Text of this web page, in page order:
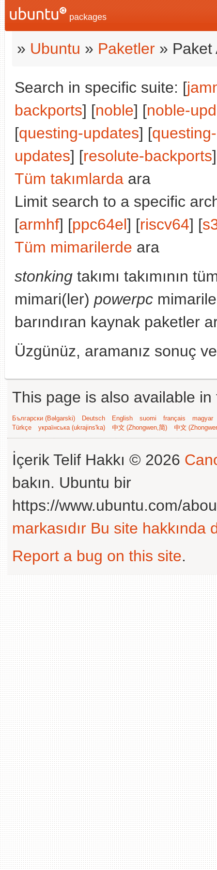
packages
» Ubuntu » Paketler » Paket
Search in specific suite: [
backports] [noble] [noble-
[questing-updates] [
updates] [resolute-backports
Tüm takımlarda ara
Limit search to a specific
[armhf] [ppc64el] [riscv64] [
Tüm mimarilerde ara
stonking takımı takımının
mimari(ler) powerpc
barındıran kaynak paketler
Üzgünüz, aramanız sonuç
This page is also available
Български (Bəlgarski) Deutsch English suomi français
magyar
Türkçe
українська (ukrajins'ka) 中文 (Zhongwen,简) 中文
İçerik Telif Hakkı © 2026
bakın. Ubuntu bir
https://www.ubuntu.com/
markasıdır Bu site hakkında
Report a bug on this site.